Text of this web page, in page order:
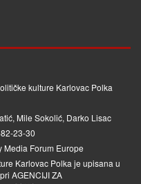
kulture Karlovac Polka
Mile Sokolić, Darko Lisac
23-30
Media Forum Europe
Karlovac Polka je upisana u
AGENCIJI ZA